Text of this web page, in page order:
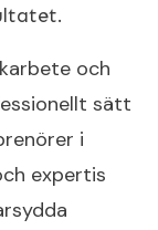
och
sätt
i
expertis